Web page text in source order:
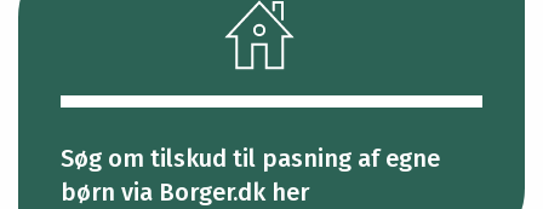
Søg om tilskud til pasning af egne
børn via Borger.dk her